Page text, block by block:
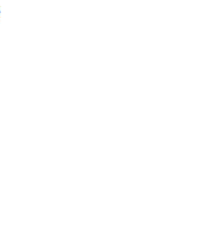
skla mohou